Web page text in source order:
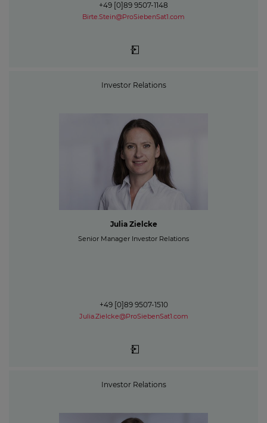
+49 [0]89 9507-1148
Birte.Stein@ProSiebenSat1.com
Investor Relations
Julia Zielcke
Senior Manager Investor Relations
+49 [0]89 9507-1510
Julia.Zielcke@ProSiebenSat1.com
Investor Relations